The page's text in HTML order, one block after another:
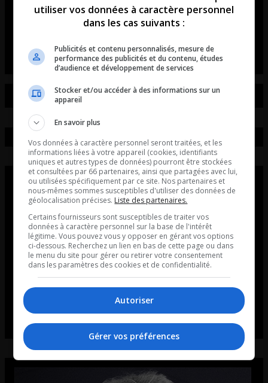
médias!»
utiliser vos données à caractère personnel
dans les cas suivants :
Publicités et contenu personnalisés, mesure de
performance des publicités et du contenu, études
d’audience et développement de services
Stocker et/ou accéder à des informations sur un
appareil
En savoir plus
Vos données à caractère personnel seront traitées, et les
informations liées à votre appareil (cookies, identifiants
uniques et autres types de données) pourront être stockées
et consultées par 66 partenaires, ainsi que partagées avec lui,
ou utilisées spécifiquement par ce site. Nos partenaires et
nous-mêmes sommes susceptibles d'utiliser des données de
géolocalisation précises. Liste des partenaires.
Certains fournisseurs sont susceptibles de traiter vos
données à caractère personnel sur la base de l'intérêt
légitime. Vous pouvez vous y opposer en gérant vos options
ci-dessous. Recherchez un lien en bas de cette page ou dans
le menu du site pour gérer ou retirer votre consentement
dans les paramètres des cookies et de confidentialité.
Autoriser
Gérer vos préférences